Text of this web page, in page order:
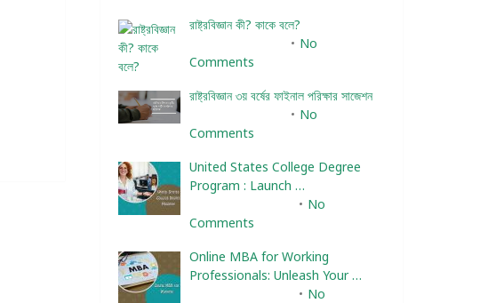
রাষ্ট্রবিজ্ঞান কী? কাকে বলে?
No
Comments
রাষ্ট্রবিজ্ঞান ৩য় বর্ষের ফাইনাল পরিক্ষার সাজেশন
No
Comments
United States College Degree
Program : Launch …
No
Comments
Online MBA for Working
Professionals: Unleash Your …
No